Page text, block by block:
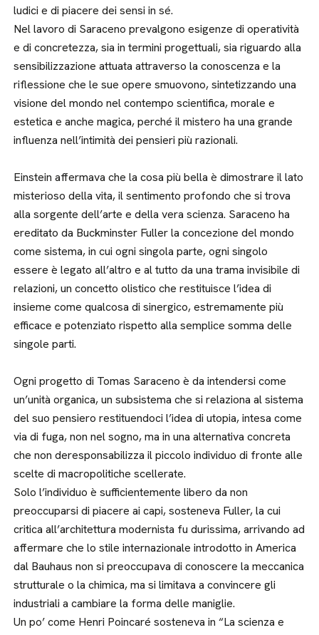
ludici e di piacere dei sensi in sé.
Nel lavoro di Saraceno prevalgono esigenze di operatività
e di concretezza, sia in termini progettuali, sia riguardo alla
sensibilizzazione attuata attraverso la conoscenza e la
riflessione che le sue opere smuovono, sintetizzando una
visione del mondo nel contempo scientifica, morale e
estetica e anche magica, perché il mistero ha una grande
influenza nell’intimità dei pensieri più razionali.
Einstein affermava che la cosa più bella è dimostrare il lato
misterioso della vita, il sentimento profondo che si trova
alla sorgente dell’arte e della vera scienza. Saraceno ha
ereditato da Buckminster Fuller la concezione del mondo
come sistema, in cui ogni singola parte, ogni singolo
essere è legato all’altro e al tutto da una trama invisibile di
relazioni, un concetto olistico che restituisce l’idea di
insieme come qualcosa di sinergico, estremamente più
efficace e potenziato rispetto alla semplice somma delle
singole parti.
Ogni progetto di Tomas Saraceno è da intendersi come
un’unità organica, un subsistema che si relaziona al sistema
del suo pensiero restituendoci l’idea di utopia, intesa come
via di fuga, non nel sogno, ma in una alternativa concreta
che non deresponsabilizza il piccolo individuo di fronte alle
scelte di macropolitiche scellerate.
Solo l’individuo è sufficientemente libero da non
preoccuparsi di piacere ai capi, sosteneva Fuller, la cui
critica all’architettura modernista fu durissima, arrivando ad
affermare che lo stile internazionale introdotto in America
dal Bauhaus non si preoccupava di conoscere la meccanica
strutturale o la chimica, ma si limitava a convincere gli
industriali a cambiare la forma delle maniglie.
Un po’ come Henri Poincaré sosteneva in “La scienza e